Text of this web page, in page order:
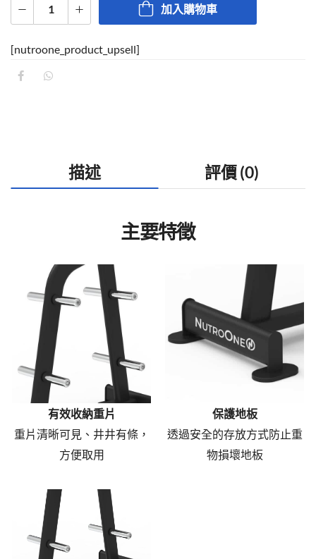
加入購物車
[nutroone_product_upsell]
描述 評價 (0)
主要特徵
有效收納重片
重片清晰可見、井井有條，
方便取用
保護地板
透過安全的存放方式防止重
物損壞地板